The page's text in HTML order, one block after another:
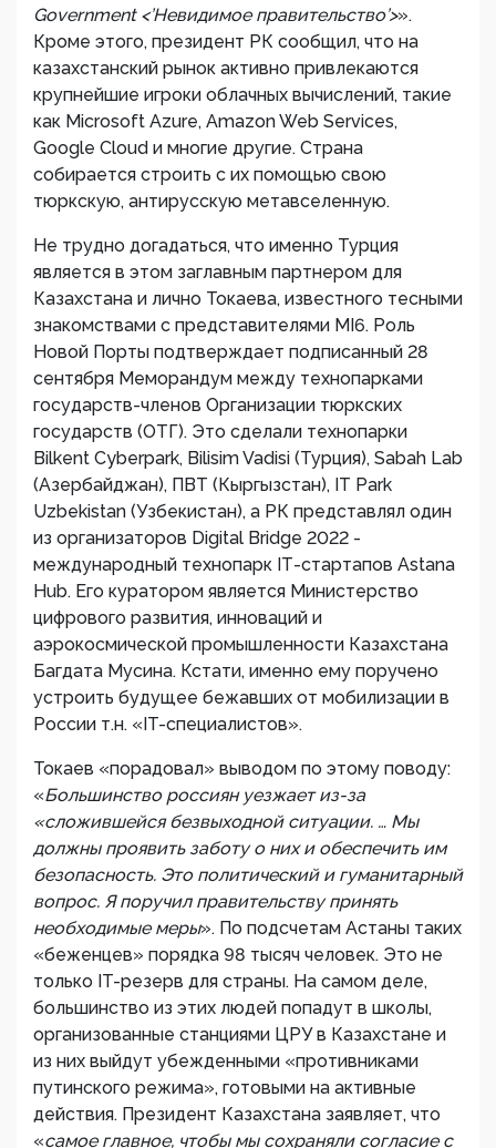
Government <’Невидимое правительство’>».
Кроме этого, президент РК сообщил, что на
казахстанский рынок активно привлекаются
крупнейшие игроки облачных вычислений, такие
как Microsoft Azure, Amazon Web Services,
Google Cloud и многие другие. Страна
собирается строить с их помощью свою
тюркскую, антирусскую метавселенную.
Не трудно догадаться, что именно Турция
является в этом заглавным партнером для
Казахстана и лично Токаева, известного тесными
знакомствами с представителями MI6. Роль
Новой Порты подтверждает подписанный 28
сентября Меморандум между технопарками
государств-членов Организации тюркских
государств (ОТГ). Это сделали технопарки
Bilkent Cyberpark, Bilisim Vadisi (Турция), Sabah Lab
(Азербайджан), ПВТ (Кыргызстан), IT Park
Uzbekistan (Узбекистан), а РК представлял один
из организаторов Digital Bridge 2022 -
международный технопарк IТ-стартапов Astana
Hub. Его куратором является Министерство
цифрового развития, инноваций и
аэрокосмической промышленности Казахстана
Багдата Мусина. Кстати, именно ему поручено
устроить будущее бежавших от мобилизации в
России т.н. «IT-специалистов».
Токаев «порадовал» выводом по этому поводу:
«Большинство россиян уезжает из-за
«сложившейся безвыходной ситуации. … Мы
должны проявить заботу о них и обеспечить им
безопасность. Это политический и гуманитарный
вопрос. Я поручил правительству принять
необходимые меры». По подсчетам Астаны таких
«беженцев» порядка 98 тысяч человек. Это не
только IT-резерв для страны. На самом деле,
большинство из этих людей попадут в школы,
организованные станциями ЦРУ в Казахстане и
из них выйдут убежденными «противниками
путинского режима», готовыми на активные
действия. Президент Казахстана заявляет, что
«самое главное, чтобы мы сохраняли согласие с